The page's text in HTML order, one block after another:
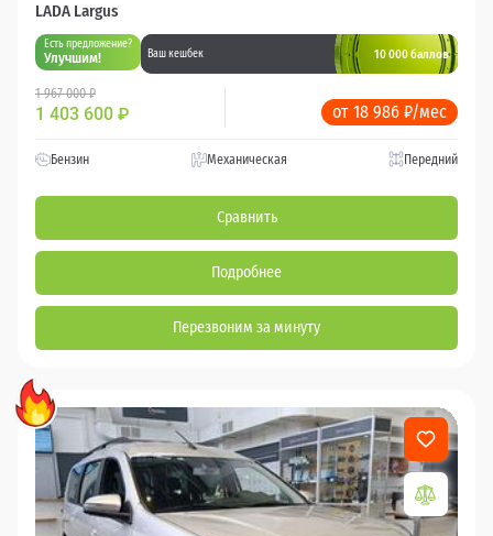
LADA Largus
Есть предложение?
Улучшим! Ваш кешбек 10 000 баллов
1 967 000 ₽
1 403 600 ₽ от 18 986 ₽/мес
Бензин Механическая Передний
Сравнить
Подробнее
Перезвоним за минуту